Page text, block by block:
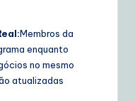
Membros da
enquanto
no mesmo
atualizadas